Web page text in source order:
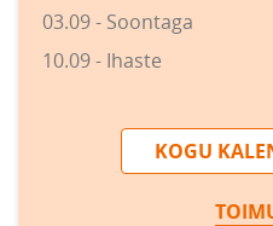
03.09 - Soontaga
10.09 - Ihaste
KOGU